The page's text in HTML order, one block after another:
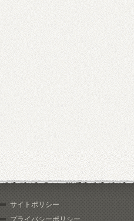
サイトポリシー
プライバシーポリシー